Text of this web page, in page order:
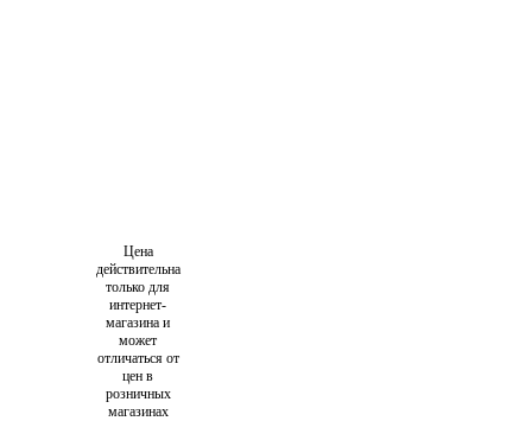
Цена
действительна
только для
интернет-
магазина и
может
отличаться от
цен в
розничных
магазинах